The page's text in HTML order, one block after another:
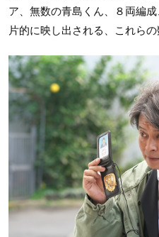
ア、無数の青島くん、８両編
片的に映し出される、これらの